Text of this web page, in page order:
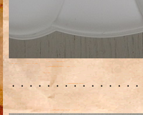
・・・・・・・・・・・・・・